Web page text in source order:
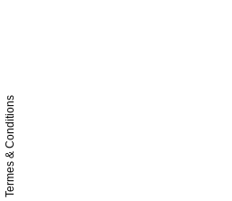
Termes & Conditions